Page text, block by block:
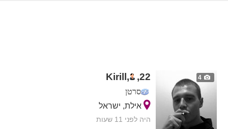
4
Kirill, ,22
סרטן
אילת, ישראל
היה לפני 11 שעות